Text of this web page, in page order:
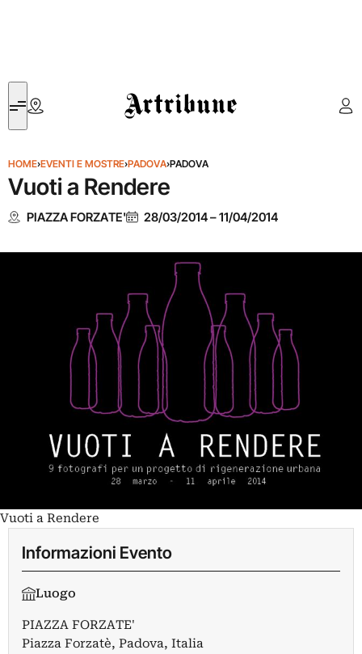
Artribune
HOME›EVENTI E MOSTRE›PADOVA›PADOVA
Vuoti a Rendere
PIAZZA FORZATE' 28/03/2014–11/04/2014
Vuoti a Rendere
Informazioni Evento
Luogo
PIAZZA FORZATE'
Piazza Forzatè, Padova, Italia